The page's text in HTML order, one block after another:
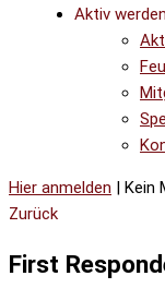
Aktiv
Hier anmelden | Kein
Zurück
First